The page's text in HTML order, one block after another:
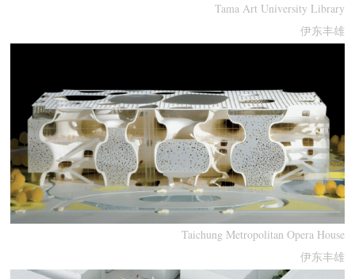
Tama Art University Library
伊东丰雄
Taichung Metropolitan Opera House
伊东丰雄